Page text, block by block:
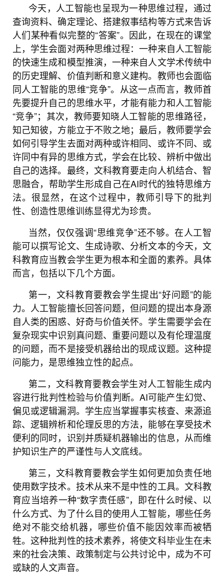
今天，人工智能也呈现为一种思维过程，通过
查询资料、确定理论、搭建叙事结构等方式来告诉
人们某种看似完整的“答案”。因此，在现在的课堂
上，学生会面对两种思维过程：一种来自人工智能
的快速生成和模型推演，一种来自人文学术传统中
的历史理解、价值判断和意义建构。教师也会面临
同人工智能的思维“竞争”。从这一点而言，教师首
先要提升自己的思维水平，才能有能力和人工智能
“竞争”；其次，教师要知晓人工智能的思维路径，
知己知彼，方能立于不败之地；最后，教师要学会
如何引导学生去面对两种或许相同、或许不同、或
许同中有异的思维方式，学会在比较、辨析中做出
自己的选择。最终，文科教育要走向人机结合、智
思融合，帮助学生形成自己在AI时代的独特思维方
法。很显然，在这个过程中，教师引导下的批判
性、创造性思维训练显得尤为珍贵。
当然，仅仅强调“思维竞争”还不够。在人工智
能可以撰写论文、生成诗歌、分析文本的今天，文
科教育应当教会学生更为根本和全面的素养。具体
而言，包括以下几个方面。
第一，文科教育要教会学生提出“好问题”的能
力。人工智能擅长回答问题，但问题的提出本身源
自人类的困惑、好奇与价值关怀。学生需要学会在
复杂现实中识别真问题、重要问题以及有伦理温度
的问题，而不是接受机器给出的现成议题。这种提
问能力，是思维独立性的起点。
第二，文科教育要教会学生对人工智能生成内
容进行批判性检验与价值判断。AI可能产生幻觉、
偏见或逻辑漏洞。学生应当掌握事实核查、来源追
踪、逻辑辨析和伦理反思的方法，能够在享受技术
便利的同时，识别并质疑机器输出的信息，从而维
护知识生产的严谨性与人文底线。
第三，文科教育要教会学生如何更加负责任地
使用数字技术。技术从来不是中性的工具。文科教
育应当培养一种“数字责任感”，即在什么时候、以
什么方式、为了什么目的使用人工智能，哪些任务
绝对不能交给机器，哪些价值不能因效率而被牺
牲。这种批判性的技术素养，将使文科毕业生在未
来的社会决策、政策制定与公共讨论中，成为不可
或缺的人文声音。